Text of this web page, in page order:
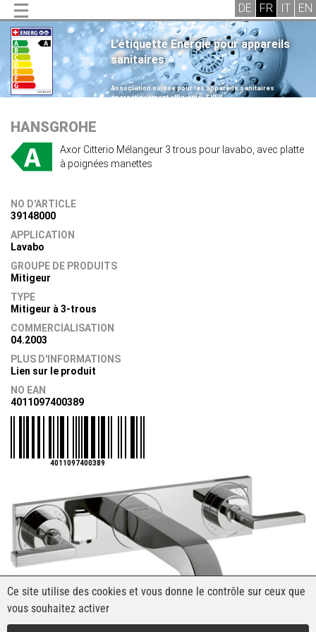
L'étiquette Energie pour appareils
sanitaires
.
Association suisse pour les appareils sanitaires
énergétiquement efficients, SVES
HANSGROHE
Axor Citterio Mélangeur 3 trous pour lavabo, avec platte
à poignées manettes
NO D'ARTICLE
39148000
APPLICATION
Lavabo
GROUPE DE PRODUITS
Mitigeur
TYPE
Mitigeur à 3-trous
COMMERCIALISATION
04.2003
PLUS D'INFORMATIONS
Lien sur le produit
NO EAN
4011097400389
4011097400389
Ce site utilise des cookies et vous donne le contrôle sur ceux que
vous souhaitez activer